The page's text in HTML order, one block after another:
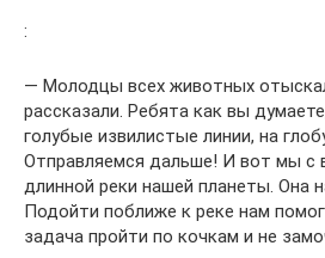
:
— Молодцы всех животных
рассказали. Ребята как вы
голубые извилистые линии, на
Отправляемся дальше! И вот мы с
длинной реки нашей планеты. Она
Подойти поближе к реке нам
задача пройти по кочкам и не